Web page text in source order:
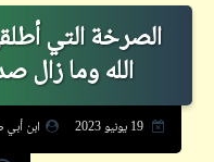
الصرخة التي
الله وما زال
19 يونيو 2023 ابن